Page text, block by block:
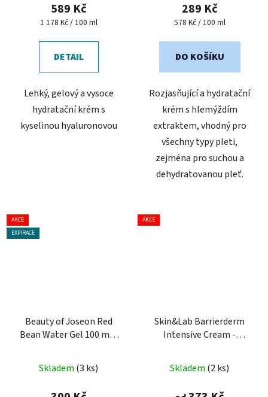
589 Kč
Měrná
1 178 Kč / 100 ml
DETAIL
Lehký, gelový a vysoce
hydratační krém s
kyselinou hyaluronovou
289 Kč
Měrná
578 Kč / 100 ml
DO KOŠÍKU
Rozjasňující a hydratační
krém s hlemýždím
extraktem, vhodný pro
všechny typy pleti,
zejména pro suchou a
dehydratovanou pleť.
AKCE
EXPIRACE
Beauty of Joseon Red
Bean Water Gel 100 ml -
Skladem (3 ks)
AKCE
Skin&Lab Barrierderm
Intensive Cream -
krém na obličej
Skladem (2 ks)